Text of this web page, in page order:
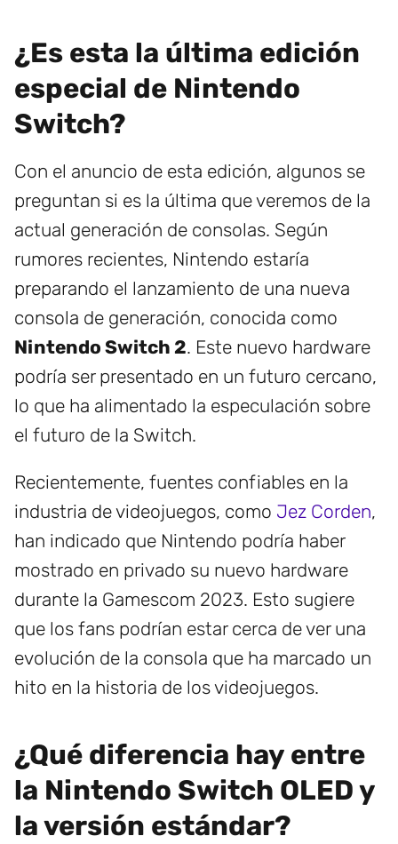
¿Es esta la última edición
especial de Nintendo
Switch?
Con el anuncio de esta edición, algunos se
preguntan si es la última que veremos de la
actual generación de consolas. Según
rumores recientes, Nintendo estaría
preparando el lanzamiento de una nueva
consola de generación, conocida como
Nintendo Switch 2. Este nuevo hardware
podría ser presentado en un futuro cercano,
lo que ha alimentado la especulación sobre
el futuro de la Switch.
Recientemente, fuentes confiables en la
industria de videojuegos, como Jez Corden,
han indicado que Nintendo podría haber
mostrado en privado su nuevo hardware
durante la Gamescom 2023. Esto sugiere
que los fans podrían estar cerca de ver una
evolución de la consola que ha marcado un
hito en la historia de los videojuegos.
¿Qué diferencia hay entre
la Nintendo Switch OLED y
la versión estándar?